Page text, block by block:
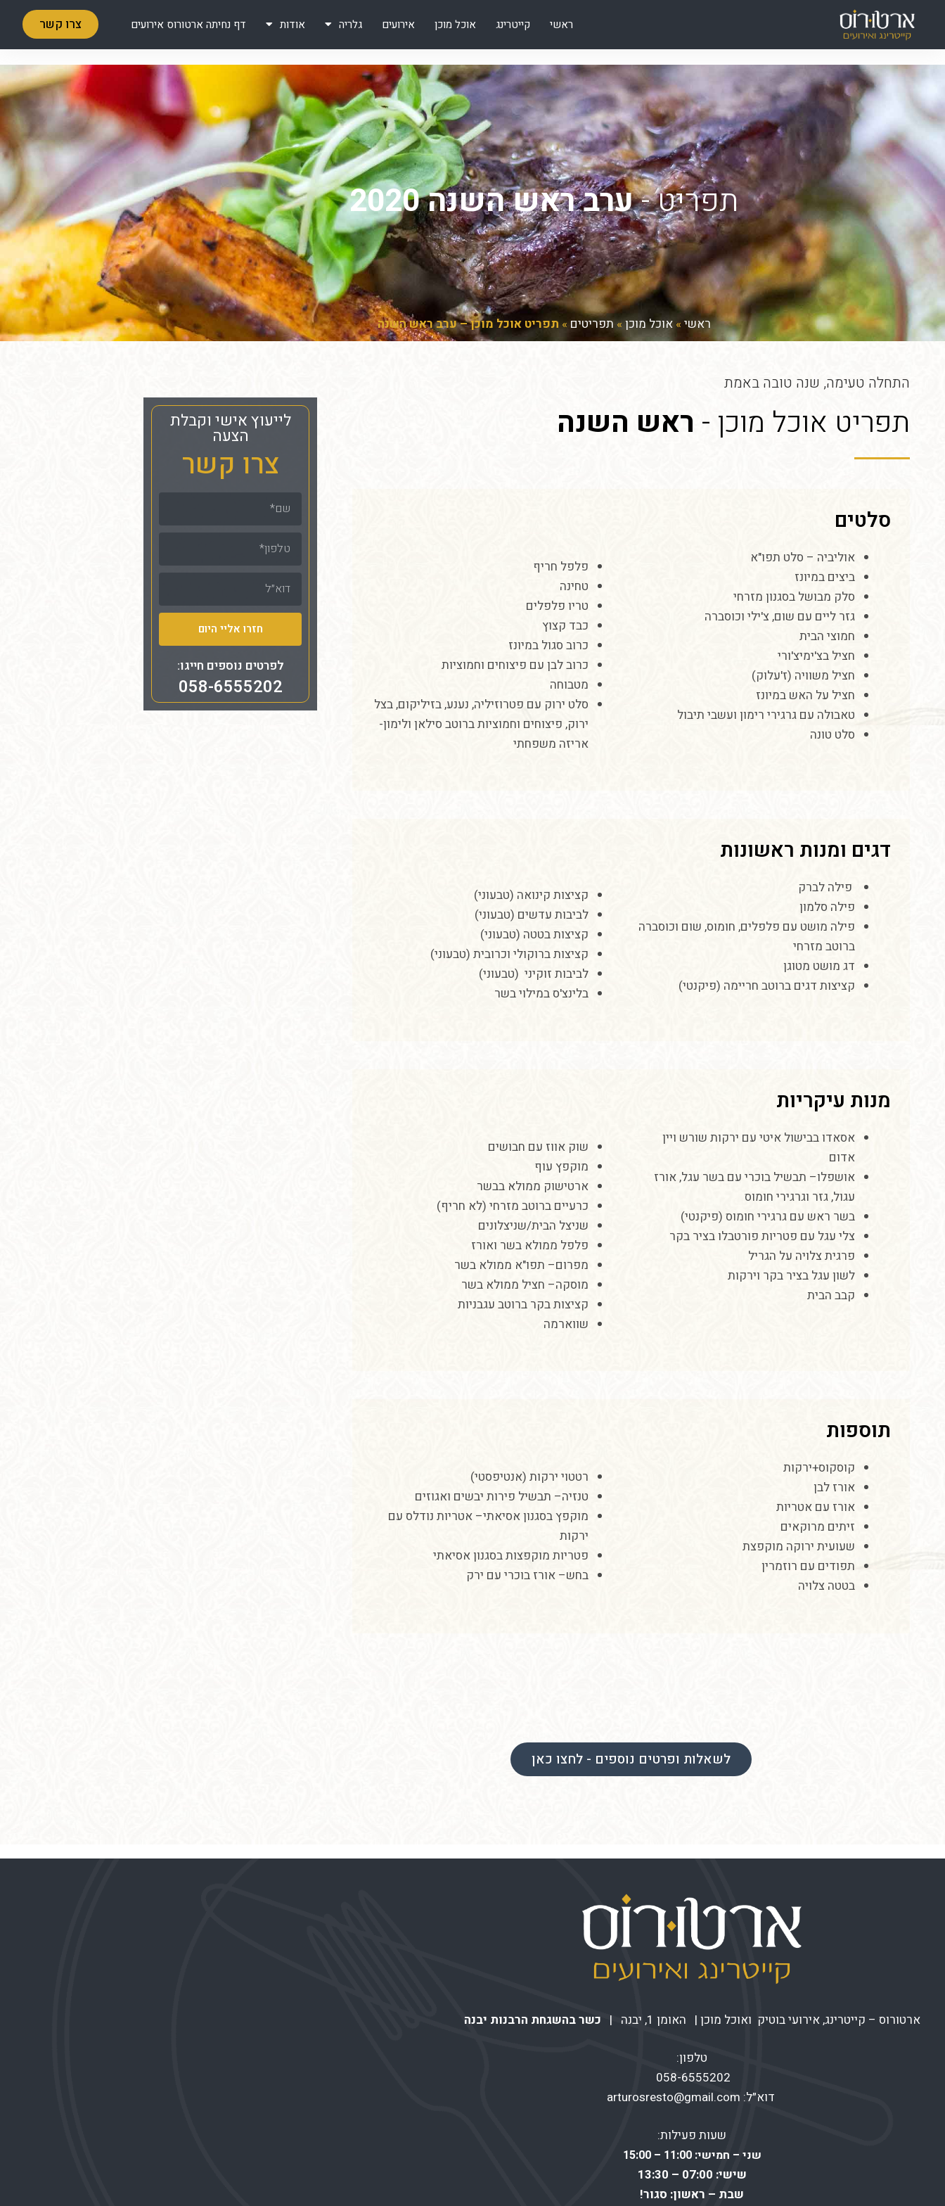
ראשי קייטרינג אוכל מוכן אירועים גלריה אודות דף נחיתה ארטורוס אירועים צרו קשר
תפריט -ערב ראש השנה 2020
ראשי » אוכל מוכן»תפריטים» תפריט אוכל מוכן – ערב ראש השנה
התחלה טעימה, שנה טובה באמת
תפריט אוכל מוכן - ראש השנה
סלטים
אוליביה – סלט תפו"א
ביצים במיונז
סלק מבושל בסגנון מזרחי
גזר ליים עם שום,צ'ילי וכוסברה
חמוצי הבית
חציל בצ'ימיצ'ורי
חציל משוויה (ז'עלוק)
חציל על האש במיונז
טאבולה עם גרגירי רימון ועשבי תיבול
סלט טונה
פלפל חריף
טחינה
טריו פלפלים
כבד קצוץ
כרוב סגול במיונז
כרוב לבן עם פיצוחים וחמוציות
מטבוחה
סלט ירוק עם פטרוזיליה, נענע, בזיליקום, בצל
ירוק, פיצוחים וחמוציות ברוטב סילאן ולימון-
אריזה משפחתי
דגים ומנות ראשונות
פילה לברק
פילה סלמון
פילה מושט עם פלפלים, חומוס, שום וכוסברה
ברוטב מזרחי
דג מושט מטוגן
קציצות דגים ברוטב חריימה (פיקנטי)
קציצות קינואה (טבעוני)
לביבות עדשים (טבעוני)
קציצותבטטה (טבעוני)
קציצותברוקולי וכרובית (טבעוני)
לביבות זוקיני (טבעוני)
בלינצ'ס במילוי בשר
מנות עיקריות
אסאדובבישול איטי עם ירקות שורש ויין
אדום
אושפלו– תבשיל בוכרי עם בשר עגל,אורז
עגול,גזר וגרגירי חומוס
בשר ראש עם גרגירי חומוס (פיקנטי)
צלי עגל עם פטריות פורטבלובציר בקר
פרגיתצלויה על הגריל
לשון עגל בציר בקר וירקות
קבב הבית
שוק אווז עם חבושים
מוקפץ עוף
ארטישוק ממולא בבשר
כרעיים ברוטב מזרחי (לא חריף)
שניצל הבית/שניצלונים
פלפל ממולא בשר ואורז
מפרום– תפו"א ממולא בשר
מוסקה– חציל ממולא בשר
קציצותבקר ברוטב עגבניות
שווארמה
תוספות
קוסקוס+ירקות
אורז לבן
אורז עם אטריות
זיתים מרוקאים
שעועית ירוקה מוקפצת
תפודים עם רוזמרין
בטטה צלויה
רטטוי ירקות (אנטיפסטי)
טנזיה– תבשיל פירות יבשים ואגוזים
מוקפץבסגנוןאסיאתי–אטריות נודלס עם
ירקות
פטריות מוקפצותבסגנוןאסיאתי
בחש–אורז בוכרי עם ירק
לשאלות ופרטים נוספים - לחצו כאן
לייעוץ אישי וקבלת
הצעה
צרו קשר
טלפון
חזרו אליי היום
לפרטים נוספים חייגו:
058-6555202
ארטורוס – קייטרינג, אירועי בוטיק ואוכל מוכן | האומן 1, יבנה | כשר בהשגחת הרבנות יבנה
טלפון:
058-6555202
דוא״ל: arturosresto@gmail.com
שעות פעילות:
שני – חמישי: 11:00 – 15:00
שישי: 07:00 – 13:30
שבת – ראשון: סגור!